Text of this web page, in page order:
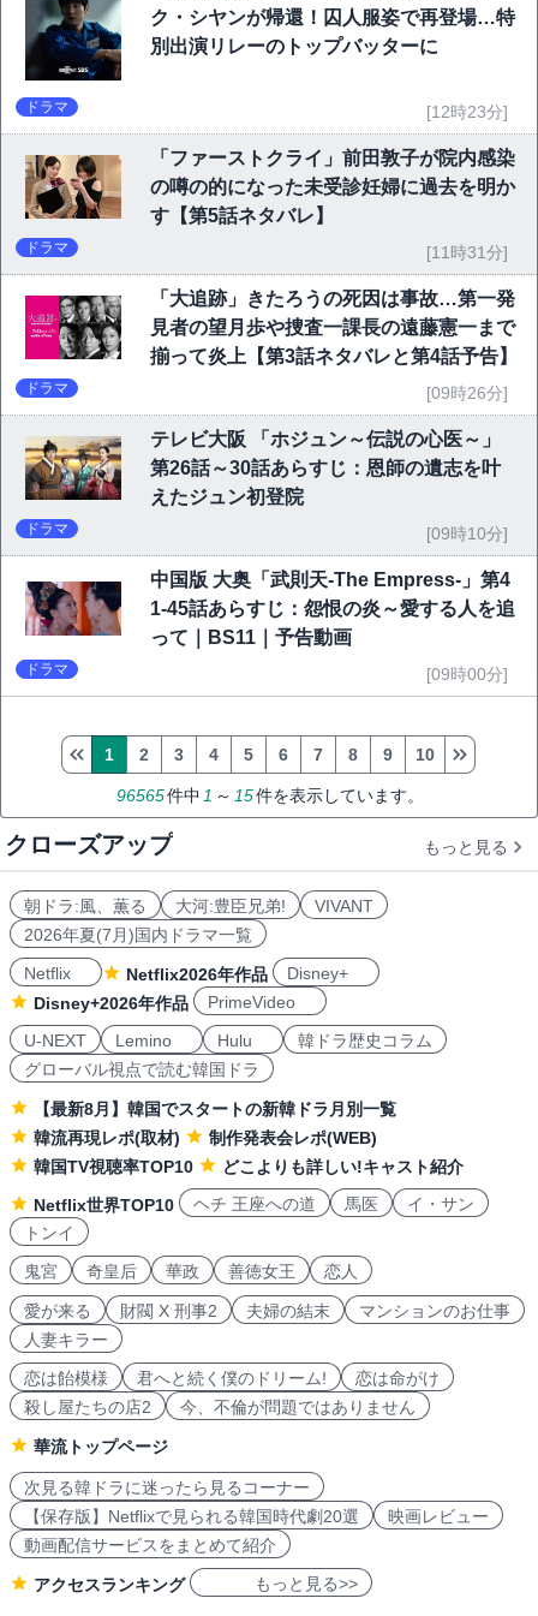
ク・シヤンが帰還！囚人服姿で再登場…特
別出演リレーのトップバッターに
ドラマ [12時23分]
「ファーストクライ」前田敦子が院内感染
の噂の的になった未受診妊婦に過去を明か
す【第5話ネタバレ】
ドラマ [11時31分]
「大追跡」きたろうの死因は事故…第一発
見者の望月歩や捜査一課長の遠藤憲一まで
揃って炎上【第3話ネタバレと第4話予告】
ドラマ [09時26分]
テレビ大阪 「ホジュン～伝説の心医～」
第26話～30話あらすじ：恩師の遺志を叶
えたジュン初登院
ドラマ [09時10分]
中国版 大奥「武則天-The Empress-」第4
1-45話あらすじ：怨恨の炎～愛する人を追
って｜BS11｜予告動画
ドラマ [09時00分]
96565件中 1 ～ 15件を表示しています。
1 2 3 4 5 6 7 8 9 10
クローズアップ もっと見る
朝ドラ:風、薫る 大河:豊臣兄弟!
VIVANT
2026年夏(7月)国内ドラマ一覧
Netflix
Netflix2026年作品
Disney+
Disney+2026年作品
PrimeVideo
U-NEXT
Lemino Hulu
韓ドラ歴史コラム
グローバル視点で読む韓国ドラ
【最新8月】韓国でスタートの新韓ドラ月別一覧
韓流再現レポ(取材)
制作発表会レポ(WEB)
韓国TV視聴率TOP10
どこよりも詳しい!キャスト紹介
Netflix世界TOP10
ヘチ 王座への道 馬医
イ・サン
トンイ
鬼宮
奇皇后 華政 善徳女王 恋人
愛が来る 財閥 X 刑事2 夫婦の結末
マンションのお仕事
人妻キラー
恋は飴模様
君へと続く僕のドリーム!
恋は命がけ
殺し屋たちの店2
今、不倫が問題ではありません
華流トップページ
次見る韓ドラに迷ったら見るコーナー
【保存版】Netflixで見られる韓国時代劇20選
映画レビュー
動画配信サービスをまとめて紹介
アクセスランキング もっと見る>>